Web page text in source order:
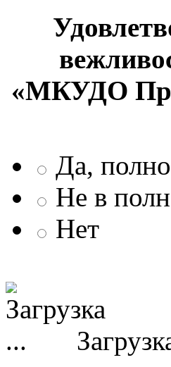
«МКУДО
Да,
Не в
Нет